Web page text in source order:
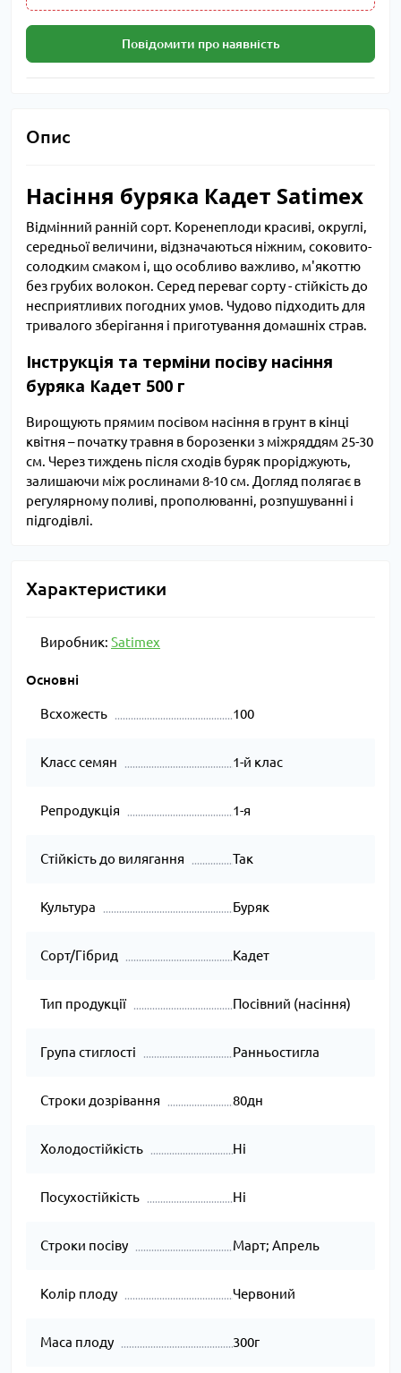
Повідомити про наявність
Опис
Насіння буряка Кадет Satimex
Відмінний ранній сорт. Коренеплоди красиві, округлі,
середньої величини, відзначаються ніжним, соковито-
солодким смаком і, що особливо важливо, м'якоттю
без грубих волокон. Серед переваг сорту - стійкість до
несприятливих погодних умов. Чудово підходить для
тривалого зберігання і приготування домашніх страв.
Інструкція та терміни посіву насіння
буряка Кадет 500 г
Вирощують прямим посівом насіння в грунт в кінці
квітня – початку травня в борозенки з міжряддям 25-30
см. Через тиждень після сходів буряк проріджують,
залишаючи між рослинами 8-10 см. Догляд полягає в
регулярному поливі, прополюванні, розпушуванні і
підгодівлі.
Характеристики
Виробник: Satimex
Основні
Всхожесть 100
Класс семян 1-й клас
Репродукція 1-я
Стійкість до вилягання Так
Культура Буряк
Сорт/Гібрид Кадет
Тип продукції Посівний (насіння)
Група стиглості Ранньостигла
Строки дозрівання 80дн
Холодостійкість Ні
Посухостійкість Ні
Строки посіву Март; Апрель
Колір плоду Червоний
Маса плоду 300г